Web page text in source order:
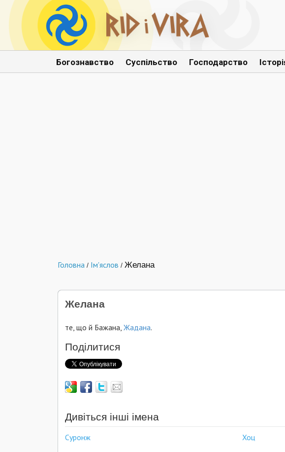
Богознавство Суспільство Господарство
Головна / Ім'яслов / Желана
Желана
те, що й Бажана, Жадана.
Поділитися
Дивіться інші імена
Суронж Хоц